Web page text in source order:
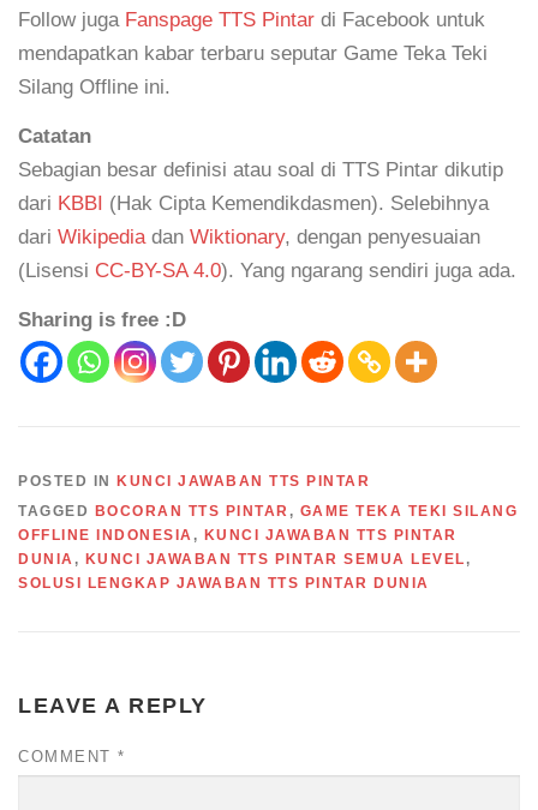
Follow juga Fanspage TTS Pintar di Facebook untuk
mendapatkan kabar terbaru seputar Game Teka Teki
Silang Offline ini.
Catatan
Sebagian besar definisi atau soal di TTS Pintar dikutip
dari KBBI (Hak Cipta Kemendikdasmen). Selebihnya
dari Wikipediadan Wiktionary, dengan penyesuaian
(Lisensi CC-BY-SA 4.0). Yang ngarang sendiri juga ada.
Sharing is free :D
POSTED IN
KUNCI JAWABAN TTS PINTAR
TAGGED
BOCORAN TTS PINTAR , GAME TEKA TEKI SILANG
OFFLINE INDONESIA , KUNCI JAWABAN TTS PINTAR
DUNIA , KUNCI JAWABAN TTS PINTAR SEMUA LEVEL ,
SOLUSI LENGKAP JAWABAN TTS PINTAR DUNIA
LEAVE A REPLY
COMMENT *